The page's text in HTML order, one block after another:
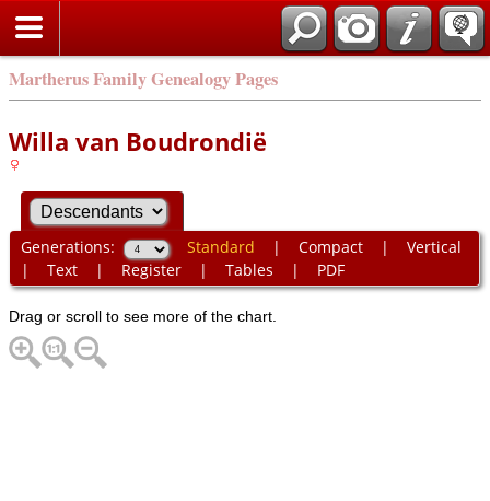
Martherus Family Genealogy Pages
Willa van Boudrondië
Generations: Standard | Compact| Vertical
| Text| Register| Tables | PDF
Drag or scroll to see more of the chart.